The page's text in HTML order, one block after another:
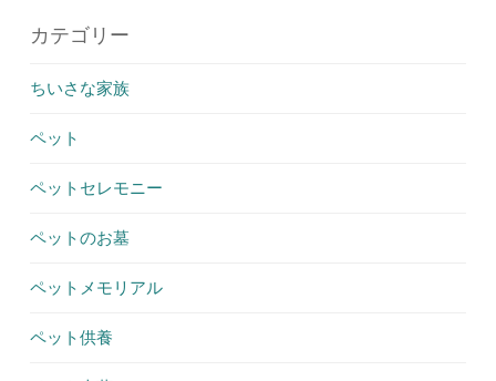
カテゴリー
ちいさな家族
ペット
ペットセレモニー
ペットのお墓
ペットメモリアル
ペット供養